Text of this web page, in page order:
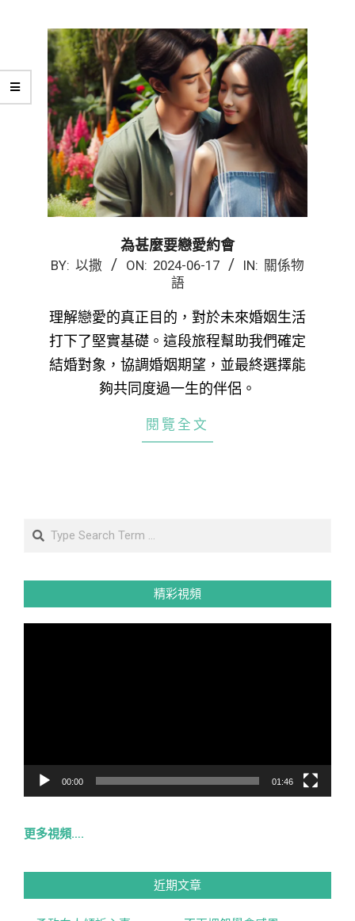
為甚麼要戀愛約會
2024-
17
BY: 以撒 ON: 2024-06-17 IN: 關係物
語
理解戀愛的真正目的，對於未來婚姻生活
打下了堅實基礎。這段旅程幫助我們確定
結婚對象，協調婚姻期望，並最終選擇能
夠共同度過一生的伴侶。
閱覽全文
Search
精彩視頻
00:00 01:46
更多視頻….
近期文章